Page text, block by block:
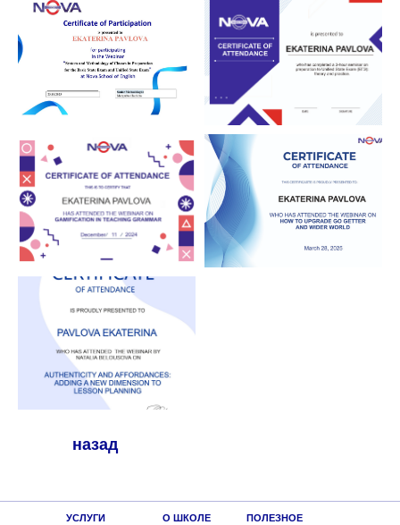
назад
УСЛУГИ
О ШКОЛЕ
ПОЛЕЗНОЕ